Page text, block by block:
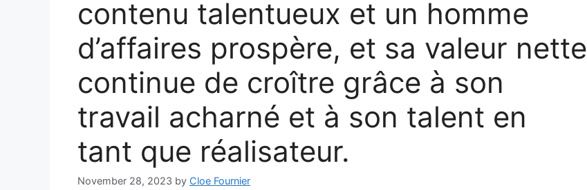
contenu talentueux et un homme
d’affaires prospère, et sa valeur nette
continue de croître grâce à son
travail acharné et à son talent en
tant que réalisateur.
November 28, 2023 by Cloe Fournier